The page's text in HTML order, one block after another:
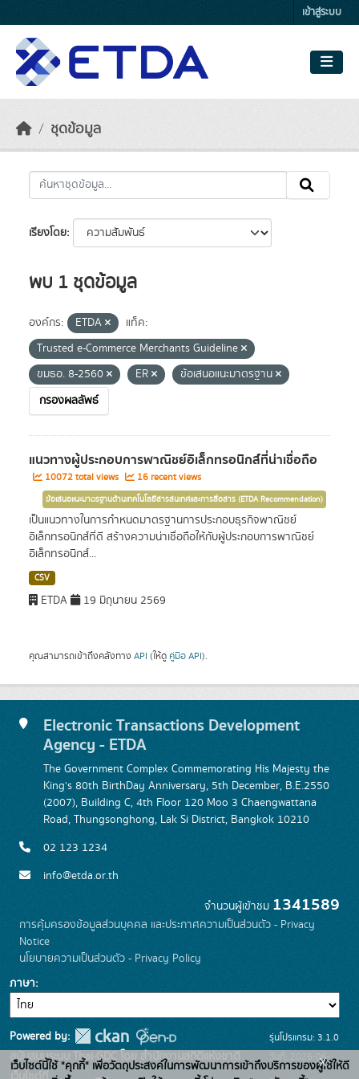
เข้าสู่ระบบ
ชุดข้อมูล
เรียงโดย
พบ 1 ชุดข้อมูล
องค์กร: ETDA
แท็ค:
Trusted e-Commerce Merchants Guideline
ขมธอ. 8-2560
ER
ข้อเสนอแนะมาตรฐาน
กรองผลลัพธ์
แนวทางผู้ประกอบการพาณิชย์อิเล็กทรอนิกส์ที่น่าเชื่อถือ
10072 total views 16 recent views
ข้อเสนอแนะมาตรฐานด้านเทคโนโลยีสารสนเทศและการสื่อสาร (ETDA Recommendation)
เป็นแนวทางในการกำหนดมาตรฐานการประกอบธุรกิจพาณิชย์
อิเล็กทรอนิกส์ที่ดี สร้างความน่าเชื่อถือให้กับผู้ประกอบการพาณิชย์
อิเล็กทรอนิกส์...
CSV
ETDA 19 มิถุนายน 2569
คุณสามารถเข้าถึงคลังทาง API (ให้ดู คู่มือ API).
Electronic Transactions Development
Agency - ETDA
The Government Complex Commemorating His Majesty the
King's 80th BirthDay Anniversary, 5th December, B.E.2550
(2007), Building C, 4th Floor 120 Moo 3 Chaengwattana
Road, Thungsonghong, Lak Si District, Bangkok 10210
02 123 1234
info@etda.or.th
จำนวนผู้เข้าชม 1341589
การคุ้มครองข้อมูลส่วนบุคคล และประกาศความเป็นส่วนตัว - Privacy
Notice
นโยบายความเป็นส่วนตัว - Privacy Policy
ภาษา
Powered by:
สนับสนุนระบบ Thai-GDC โดย สำนักงานสถิติแห่งชาติ
รุ่นโปรแกรม: 3.1.0
วันที่: 2026-06-
เว็บไซต์นี้ใช้ "คุกกี้" เพื่อวัตถุประสงค์ในการพัฒนาการเข้าถึงบริการของผู้ใช้ให้ดี
x